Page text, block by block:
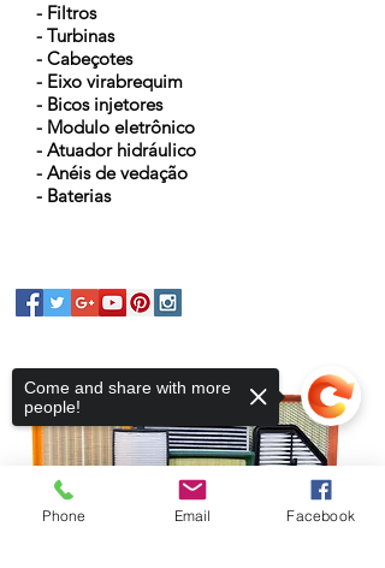
- Filtros
- Turbinas
- Cabeçotes
- Eixo virabrequim
- Bicos injetores
- Modulo eletrônico
- Atuador hidráulico
- Anéis de vedação
- Baterias
Phone Email Facebook
Come and share with more
people!